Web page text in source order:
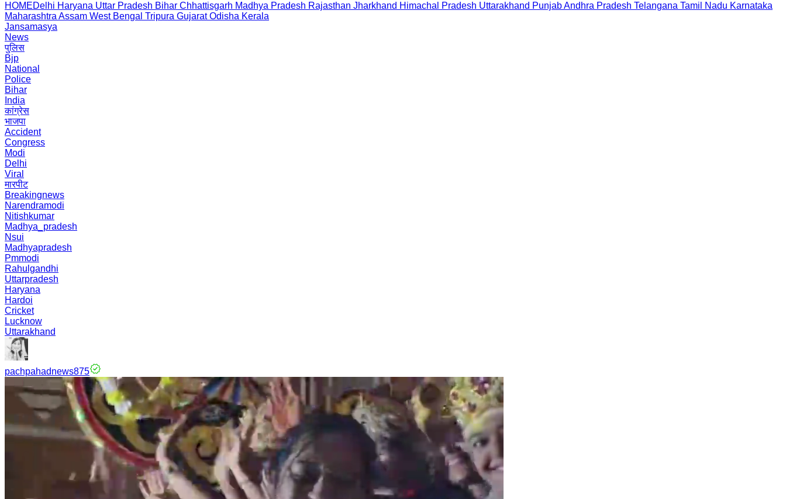
HOMEDelhi Haryana Uttar Pradesh Bihar Chhattisgarh Madhya Pradesh Rajasthan Jharkhand Himachal Pradesh Uttarakhand PunjabAndhra Pradesh Telangana Tamil Nadu Karnataka
Maharashtra Assam West Bengal Tripura Gujarat Odisha Kerala
Jansamasya
News
पुलिस
Bjp
National
Police
Bihar
India
कांग्रेस
भाजपा
Accident
Congress
Modi
Delhi
Viral
मारपीट
Breakingnews
Narendramodi
Nitishkumar
Madhya_pradesh
Nsui
Madhyapradesh
Pmmodi
Rahulgandhi
Uttarpradesh
Haryana
Hardoi
Cricket
Lucknow
Uttarakhand
pachpahadnews875